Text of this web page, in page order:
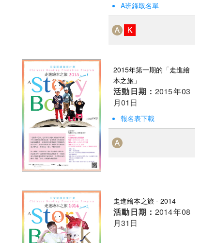
A班錄取名單
2015年第一期的「走進繪
本之旅」
活動日期：2015年03
月01日
報名表下載
走進繪本之旅 - 2014
活動日期：2014年08
月31日